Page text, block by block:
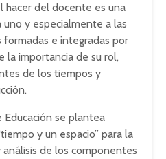
hacer del docente es una
y especialmente a las
formadas e integradas por
la importancia de su rol,
de los tiempos y
Educación se plantea
y un espacio” para la
análisis de los componentes